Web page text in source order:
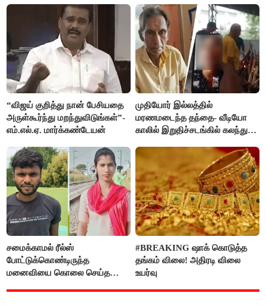
“விஜய் குறித்து நான் பேசியதை
அருள்கூர்ந்து மறந்துவிடுங்கள்”-
எம்.எல்.ஏ. மார்க்கண்டேயன்
முதியோர் இல்லத்தில்
மரணமடைந்த தந்தை- வீடியோ
காலில் இறுதிச்சடங்கில் கலந்து
சமைக்காமல் ரீல்ஸ்
போட்டுக்கொண்டிருந்த
மனைவியை கொலை செய்த
#BREAKING ஷாக் கொடுத்த
தங்கம் விலை! அதிரடி விலை
உயர்வு